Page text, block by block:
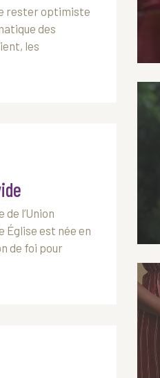
rester optimiste
des
les
l’Union
Église est née en
de foi pour